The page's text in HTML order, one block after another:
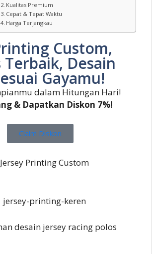
Kualitas Premium
Cepat & Tepat Waktu
Harga Terjangkau
Custom,
Desain
Gayamu!
dalam Hitungan Hari!
& Dapatkan Diskon 7%!
Claim Diskon